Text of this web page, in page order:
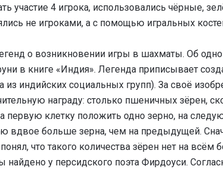
участие 4 игрока, использовались чёрные,
не игроками, а с помощью игральных
о возникновении игры в шахматы. Об
в книге «Индия». Легенда приписывает
индийских социальных групп). За своё
награду: столько пшеничных зёрен,
первую клетку положить одно зерно, на
вдвое больше зерна, чем на предыдущей.
что такого количества зёрен нет на всём
найдено у персидского поэта Фирдоуси.